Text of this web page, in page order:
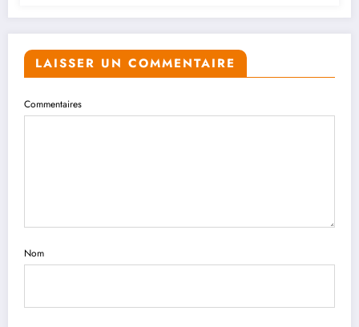
LAISSER UN COMMENTAIRE
Commentaires
Nom